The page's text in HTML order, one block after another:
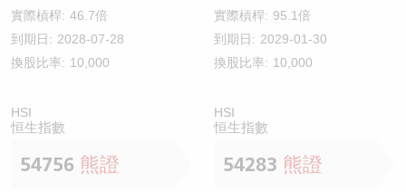
實際槓桿: 46.7倍
到期日: 2028-07-28
換股比率: 10,000
實際槓桿: 95.1倍
到期日: 2029-01-30
換股比率: 10,000
HSI
恒生指數
54756 熊證
HSI
恒生指數
54283 熊證